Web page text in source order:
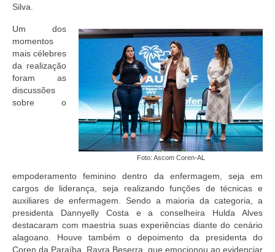
Silva.
Foto: Ascom Coren-AL
Um dos
momentos
mais célebres
da realização
foram as
discussões
sobre o
empoderamento feminino dentro da enfermagem, seja em
cargos de liderança, seja realizando funções de técnicas e
auxiliares de enfermagem. Sendo a maioria da categoria, a
presidenta Dannyelly Costa e a conselheira Hulda Alves
destacaram com maestria suas experiências diante do cenário
alagoano. Houve também o depoimento da presidenta do
Coren da Paraíba, Rayra Beserra, que emocionou ao evidenciar